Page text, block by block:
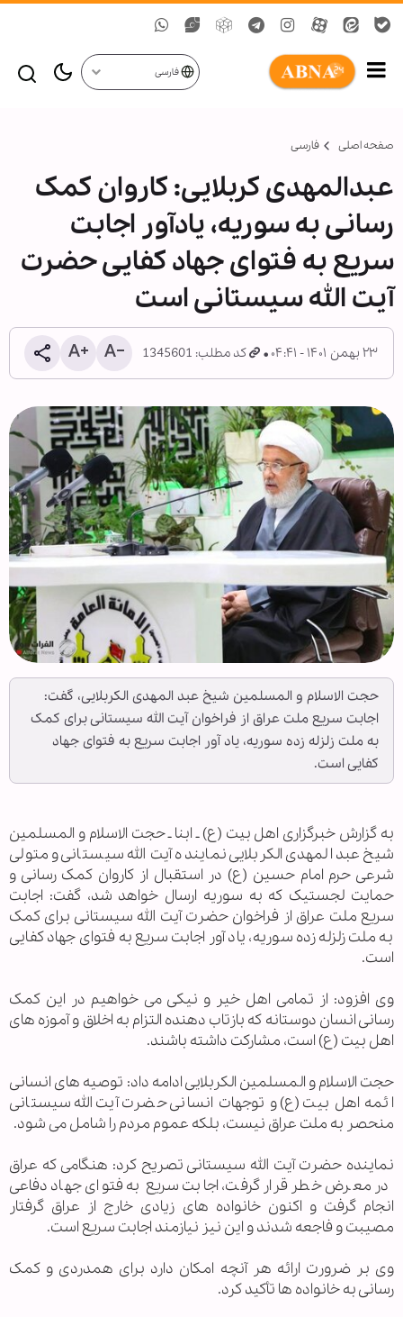
فارسی
صفحه اصلی فارسی
عبدالمهدی کربلایی: کاروان کمک
رسانی به سوریه، یادآور اجابت
سریع به فتوای جهاد کفایی حضرت
آیت الله سیستانی است
۲۳ بهمن ۱۴۰۱ - ۰۴:۴۱ کد مطلب: 1345601
حجت الاسلام و المسلمین شیخ عبد المهدی الکربلایی، گفت:
اجابت سریع ملت عراق از فراخوان آیت الله سیستانی برای کمک
به ملت زلزله زده سوریه، یاد آور اجابت سریع به فتوای جهاد
کفایی است.
به گزارش خبرگزاری اهل بيت (ع) ـ ابنا ـ حجت الاسلام و المسلمین
شیخ عبد المهدی الکربلایی نماینده آیت الله سیستانی و متولی
شرعی حرم امام حسین (ع) در استقبال از کاروان کمک رسانی و
حمایت لجستیک که به سوریه ارسال خواهد شد، گفت: اجابت
سریع ملت عراق از فراخوان حضرت آیت الله سیستانی برای کمک
به ملت زلزله زده سوریه، یاد آور اجابت سریع به فتوای جهاد کفایی
است.
وی افزود: از تمامی اهل خیر و نیکی می خواهیم در این کمک
رسانی انسان دوستانه که بازتاب دهنده التزام به اخلاق و آموزه های
اهل بیت (ع) است، مشارکت داشته باشند.
حجت الاسلام و المسلمین الکربلایی ادامه داد: توصیه های انسانی
ائمه اهل بیت (ع) و توجهات انسانی حضرت آیت الله سیستانی
منحصر به ملت عراق نیست، بلکه عموم مردم را شامل می شود.
نماینده حضرت آیت الله سیستانی تصریح کرد: هنگامی که عراق
در معرض خطر قرار گرفت، اجابت سریع به فتوای جهاد دفاعی
انجام گرفت و اکنون خانواده های زیادی خارج از عراق گرفتار
مصیبت و فاجعه شدند و این نیز نیازمند اجابت سریع است.
وی بر ضرورت ارائه هر آنچه امکان دارد برای همدردی و کمک
رسانی به خانواده ها تأکید کرد.